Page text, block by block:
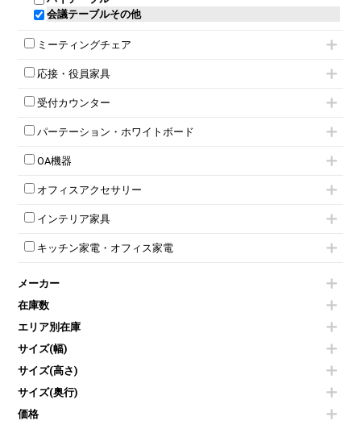
会議テーブルその他
ミーティングチェア
キャスター付きミーティングチェア
スタッキングミーティングチェア
テーブル付きミーティングチェア
折りたたみミーティングチェア
ハイチェア
ミーティングチェアその他
応接・役員家具
応接セット
応接ソファ
応接チェア
応接・役員家具その他
受付カウンター
ハイカウンター
ローカウンター
ラウンジカウンター
パーテーション・ホワイトボード
パーテーション
自立タイプパーテーション
パーテーションその他
壁掛けホワイトボード
ホワイトボードその他
OA機器
電話機（ビジネスフォン）
シュレッダー
スクリーン
その他OA機器
オフィスアクセサリー
チェア用台車
演台・講演台・演説台
防音パネル
コートハンガー・ポールハンガー
傘立て
食器棚・キッチンキャビネット
カタログスタンド
オフィスアクセサリーその他
インテリア家具
モールドチェア
ダイニングチェア
カウンターテーブル
センターテーブル・サイドテーブル
ベンチ・スツール
ソファ
シェルフ
ダストボックス（ゴミ箱）
インテリア家具その他
キッチン家電・オフィス家電
冷蔵庫・洗濯機
空気清浄機・加湿器
液晶テレビ・モニター類
エアコン
照明機器
掃除機
季節家電
メーカー
在庫数
エリア別在庫
サイズ(幅)
サイズ(高さ)
サイズ(奥行)
価格